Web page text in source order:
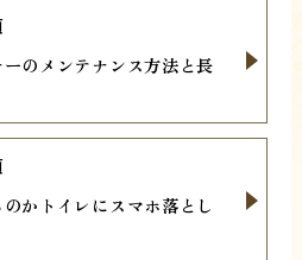
のメンテナンス方法と長
かトイレにスマホ落とし